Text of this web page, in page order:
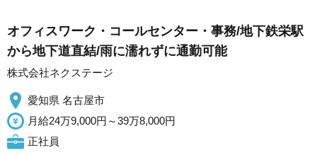
オフィスワーク・コールセンター・事務/地下鉄栄駅
から地下道直結/雨に濡れずに通勤可能
株式会社ネクステージ
愛知県 名古屋市
月給24万9,000円～39万8,000円
正社員